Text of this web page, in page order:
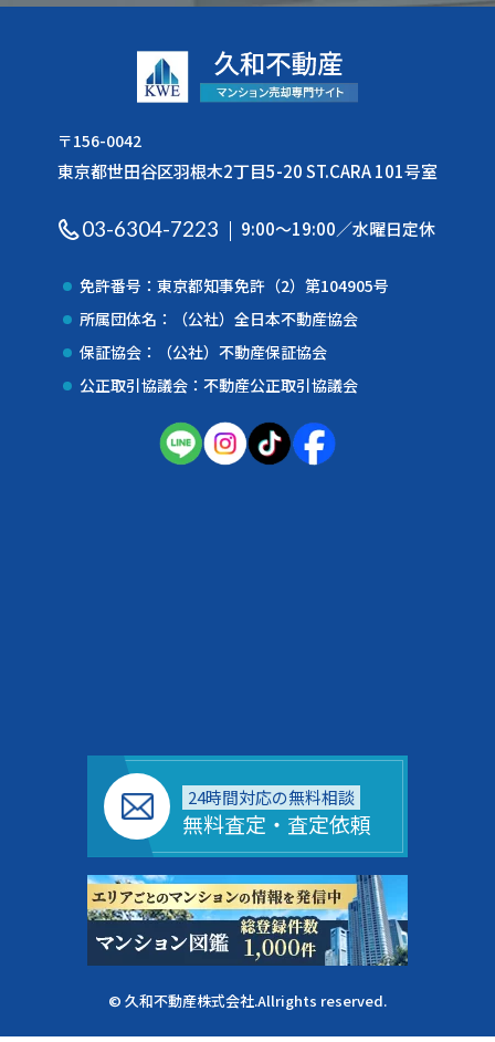
〒156-0042
東京都世田谷区羽根木2丁目5-20 ST.CARA 101号室
03-6304-7223 9:00〜19:00／水曜日定休
免許番号：東京都知事免許（2）第104905号
所属団体名：（公社）全日本不動産協会
保証協会：（公社）不動産保証協会
公正取引協議会：不動産公正取引協議会
24時間対応の無料相談
無料査定・査定依頼
© 久和不動産株式会社.Allrights reserved.